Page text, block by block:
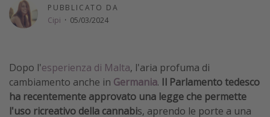
Vacanze al mare
Viaggi per single
Altri argomenti
Travel magazine
Calendario di viaggio
PUBBLICATO DA
Cipi · 05/03/2024
Dopo l'esperienza di Malta, l'aria profuma di
cambiamento anche in Germania. Il Parlamento tedesco
ha recentemente approvato una legge che permette
l'uso ricreativo della cannabis, aprendo le porte a una